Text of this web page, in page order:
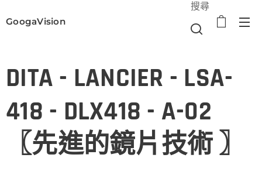
GoogaVision
搜尋
DITA - LANCIER - LSA-
418 - DLX418 - A-02
〖先進的鏡片技術 〗